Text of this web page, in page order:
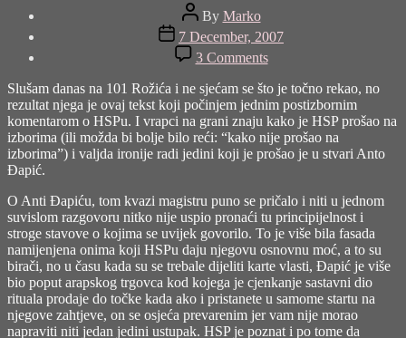
Post
author
By Marko
Post
date
7 December, 2007
3 Commentson
Još
malo
postizbornog
trabunjanja
Slušam danas na 101 Rožića i ne sjećam se što je točno rekao, no
rezultat njega je ovaj tekst koji počinjem jednim postizbornim
komentarom o HSPu. I vrapci na grani znaju kako je HSP prošao na
izborima (ili možda bi bolje bilo reći: “kako nije prošao na
izborima”) i valjda ironije radi jedini koji je prošao je u stvari Anto
Đapić.
O Anti Đapiću, tom kvazi magistru puno se pričalo i niti u jednom
suvislom razgovoru nitko nije uspio pronaći tu principijelnost i
stroge stavove o kojima se uvijek govorilo. To je više bila fasada
namijenjena onima koji HSPu daju njegovu osnovnu moć, a to su
birači, no u času kada su se trebale dijeliti karte vlasti, Đapić je više
bio poput arapskog trgovca kod kojega je cjenkanje sastavni dio
rituala prodaje do točke kada ako i pristanete u samome startu na
njegove zahtjeve, on se osjeća prevarenim jer vam nije morao
napraviti niti jedan jedini ustupak. HSP je poznat i po tome da